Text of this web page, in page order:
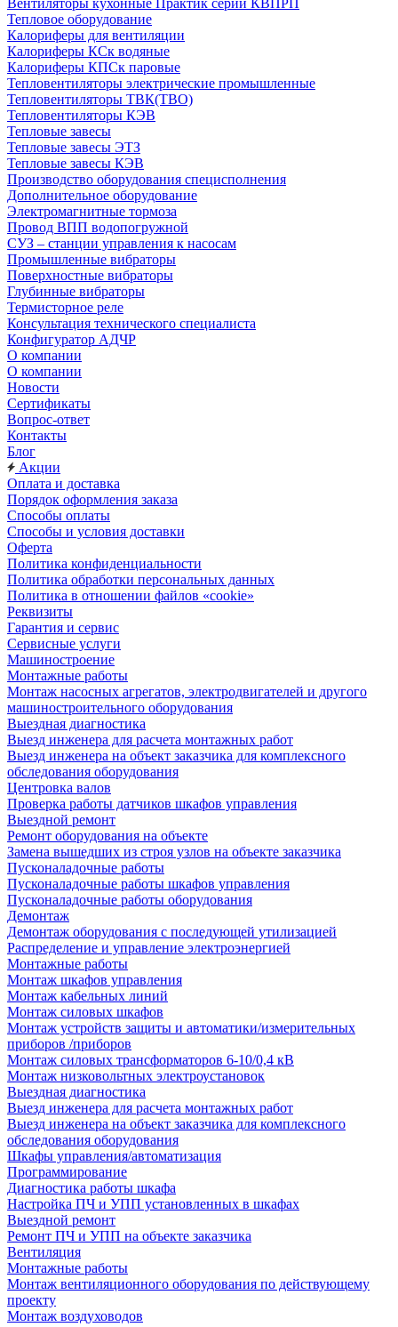
Вентиляторы кухонные Практик серии КВПРП
Тепловое оборудование
Калориферы для вентиляции
Калориферы КСк водяные
Калориферы КПСк паровые
Тепловентиляторы электрические промышленные
Тепловентиляторы ТВК(ТВО)
Тепловентиляторы КЭВ
Тепловые завесы
Тепловые завесы ЭТЗ
Тепловые завесы КЭВ
Производство оборудования специсполнения
Дополнительное оборудование
Электромагнитные тормоза
Провод ВПП водопогружной
СУЗ – станции управления к насосам
Промышленные вибраторы
Поверхностные вибраторы
Глубинные вибраторы
Термисторное реле
Консультация технического специалиста
Конфигуратор АДЧР
О компании
О компании
Новости
Сертификаты
Вопрос-ответ
Контакты
Блог
Акции
Оплата и доставка
Порядок оформления заказа
Способы оплаты
Способы и условия доставки
Оферта
Политика конфиденциальности
Политика обработки персональных данных
Политика в отношении файлов «cookie»
Реквизиты
Гарантия и сервис
Сервисные услуги
Машиностроение
Монтажные работы
Монтаж насосных агрегатов, электродвигателей и другого
машиностроительного оборудования
Выездная диагностика
Выезд инженера для расчета монтажных работ
Выезд инженера на объект заказчика для комплексного
обследования оборудования
Центровка валов
Проверка работы датчиков шкафов управления
Выездной ремонт
Ремонт оборудования на объекте
Замена вышедших из строя узлов на объекте заказчика
Пусконаладочные работы
Пусконаладочные работы шкафов управления
Пусконаладочные работы оборудования
Демонтаж
Демонтаж оборудования с последующей утилизацией
Распределение и управление электроэнергией
Монтажные работы
Монтаж шкафов управления
Монтаж кабельных линий
Монтаж силовых шкафов
Монтаж устройств защиты и автоматики/измерительных
приборов /приборов
Монтаж силовых трансформаторов 6-10/0,4 кВ
Монтаж низковольтных электроустановок
Выездная диагностика
Выезд инженера для расчета монтажных работ
Выезд инженера на объект заказчика для комплексного
обследования оборудования
Шкафы управления/автоматизация
Программирование
Диагностика работы шкафа
Настройка ПЧ и УПП установленных в шкафах
Выездной ремонт
Ремонт ПЧ и УПП на объекте заказчика
Вентиляция
Монтажные работы
Монтаж вентиляционного оборудования по действующему
проекту
Монтаж воздуховодов